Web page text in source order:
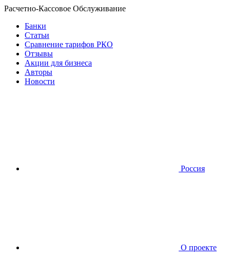
Расчетно-Кассовое Обслуживание
Банки
Статьи
Сравнение тарифов РКО
Отзывы
Акции для бизнеса
Авторы
Новости
Россия
О проекте